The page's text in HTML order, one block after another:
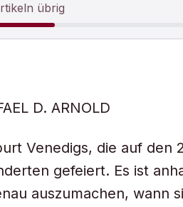
übrig
D. ARNOLD
Venedigs, die auf den
gefeiert. Es ist
auszumachen, wann